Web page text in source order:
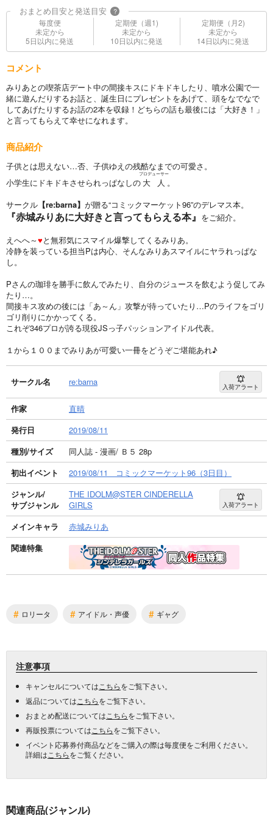
おまとめ目安と発送目安 ?
毎度便
未定から
5日以内に発送
定期便（週1)
未定から
10日以内に発送
定期便（月2)
未定から
14日以内に発送
コメント
みりあとの喫茶店デート中の間接キスにドキドキしたり、噴水公園で一
緒に遊んだりするお話と、誕生日にプレゼントをあげて、頭をなでなで
してあげたりするお話の2本を収録！どちらの話も最後には「大好き！」
と言ってもらえて幸せになれます。
商品紹介
子供とは思えない…否、子供ゆえの残酷なまでの可愛さ。
小学生にドキドキさせられっぱなしの 大人
プロデューサー
。
サークル 【re:barna】 が贈る“コミックマーケット96”のデレマス本。
『赤城みりあに大好きと言ってもらえる本』 をご紹介。
えへへ～♥と無邪気にスマイル爆撃してくるみりあ。
冷静を装っている担当Pは内心、そんなみりあスマイルにヤラれっぱな
し。
Pさんの珈琲を勝手に飲んでみたり、自分のジュースを飲むよう促してみ
たり…。
間接キス攻めの後には「あ～ん」攻撃が待っていたり…Pのライフをゴリ
ゴリ削りにかかってくる。
これぞ346プロが誇る現役JSっ子パッションアイドル代表。
１から１００までみりあが可愛い一冊をどうぞご堪能あれ♪
サークル名 re:barna 入荷アラート
作家
直晴
発行日
2019/08/11
種別/サイズ
同人誌 - 漫画/ Ｂ５ 28p
初出イベント
2019/08/11 コミックマーケット96（3日目）
ジャンル/
サブジャンル
THE IDOLM@STER CINDERELLA
GIRLS
入荷アラート
メインキャラ
赤城みりあ
関連特集
# ロリータ # アイドル・声優 # ギャグ
注意事項
キャンセルについては こちらをご覧下さい。
返品については こちらをご覧下さい。
おまとめ配送については こちらをご覧下さい。
再販投票については こちらをご覧下さい。
イベント応募券付商品などをご購入の際は毎度便をご利用ください。
詳細は こちらをご覧ください。
関連商品(ジャンル)